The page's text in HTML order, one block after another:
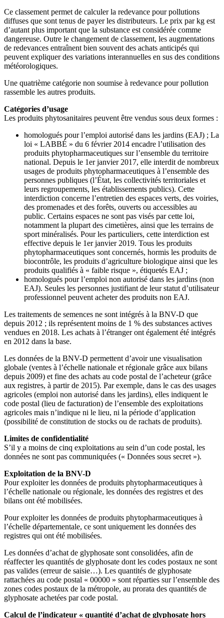
Ce classement permet de calculer la redevance pour pollutions
diffuses que sont tenus de payer les distributeurs. Le prix par kg est
d’autant plus important que la substance est considérée comme
dangereuse. Outre le changement de classement, les augmentations
de redevances entraînent bien souvent des achats anticipés qui
peuvent expliquer des variations interannuelles en sus des conditions
météorologiques.
Une quatrième catégorie non soumise à redevance pour pollution
rassemble les autres produits.
Catégories d’usage
Les produits phytosanitaires peuvent être vendus sous deux formes :
homologués pour l’emploi autorisé dans les jardins (EAJ) ; La
loi « LABBÉ » du 6 février 2014 encadre l’utilisation des
produits phytopharmaceutiques sur l’ensemble du territoire
national. Depuis le 1er janvier 2017, elle interdit de nombreux
usages de produits phytopharmaceutiques à l’ensemble des
personnes publiques (l’État, les collectivités territoriales et
leurs regroupements, les établissements publics). Cette
interdiction concerne l’entretien des espaces verts, des voiries,
des promenades et des forêts, ouverts ou accessibles au
public. Certains espaces ne sont pas visés par cette loi,
notamment la plupart des cimetières, ainsi que les terrains de
sport minéralisés. Pour les particuliers, cette interdiction est
effective depuis le 1er janvier 2019. Tous les produits
phytopharmaceutiques sont concernés, hormis les produits de
biocontrôle, les produits d’agriculture biologique ainsi que les
produits qualifiés à « faible risque », étiquetés EAJ ;
homologués pour l’emploi non autorisé dans les jardins (non
EAJ). Seules les personnes justifiant de leur statut d’utilisateur
professionnel peuvent acheter des produits non EAJ.
Les traitements de semences ne sont intégrés à la BNV-D que
depuis 2012 ; ils représentent moins de 1 % des substances actives
vendues en 2018. Les achats à l’étranger ont également été intégrés
en 2012 dans la base.
Les données de la BNV-D permettent d’avoir une visualisation
globale (ventes à l’échelle nationale et régionale grâce aux bilans
depuis 2009) et fine des achats au code postal de l’acheteur (grâce
aux registres, à partir de 2015). Par exemple, dans le cas des usages
agricoles (emploi non autorisé dans les jardins), elles indiquent le
code postal (lieu de facturation) de l’ensemble des exploitations
agricoles mais n’indique ni le lieu, ni la période d’application
(possibilité de constitution de stocks ou de rachats de produits).
Limites de confidentialité
S’il y a moins de cinq exploitations au sein d’un code postal, les
données ne sont pas communiquées (« Données sous secret »).
Exploitation de la BNV-D
Pour exploiter les données de produits phytopharmaceutiques à
l’échelle nationale ou régionale, les données des registres et des
bilans ont été mobilisées.
Pour exploiter les données de produits phytopharmaceutiques à
l’échelle départementale, ce sont uniquement les données des
registres qui ont été mobilisées.
Les données d’achat de glyphosate sont consolidées, afin de
réaffecter les quantités de glyphosate dont les codes postaux ne sont
pas valides (erreur de saisie…). Les quantités de glyphosate
rattachées au code postal « 00000 » sont réparties sur l’ensemble des
zones codes postaux de la métropole, au prorata des quantités de
glyphosate achetées par code postal.
Calcul de l’indicateur « quantité d’achat de glyphosate hors